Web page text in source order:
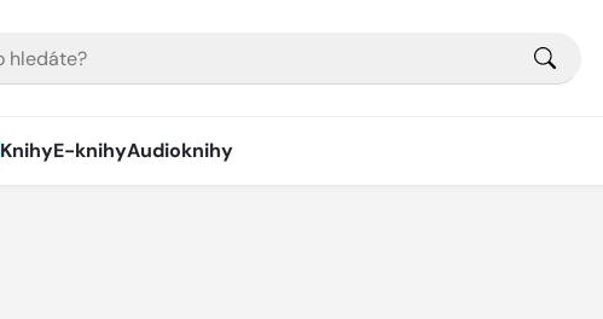
KnihyE-knihyAudioknihy